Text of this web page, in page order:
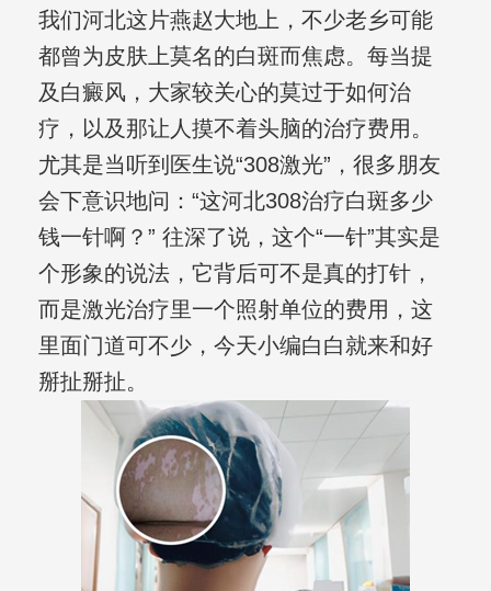
我们河北这片燕赵大地上，不少老乡可能
都曾为皮肤上莫名的白斑而焦虑。每当提
及白癜风，大家较关心的莫过于如何治
疗，以及那让人摸不着头脑的治疗费用。
尤其是当听到医生说“308激光”，很多朋友
会下意识地问：“这河北308治疗白斑多少
钱一针啊？” 往深了说，这个“一针”其实是
个形象的说法，它背后可不是真的打针，
而是激光治疗里一个照射单位的费用，这
里面门道可不少，今天小编白白就来和好
掰扯掰扯。